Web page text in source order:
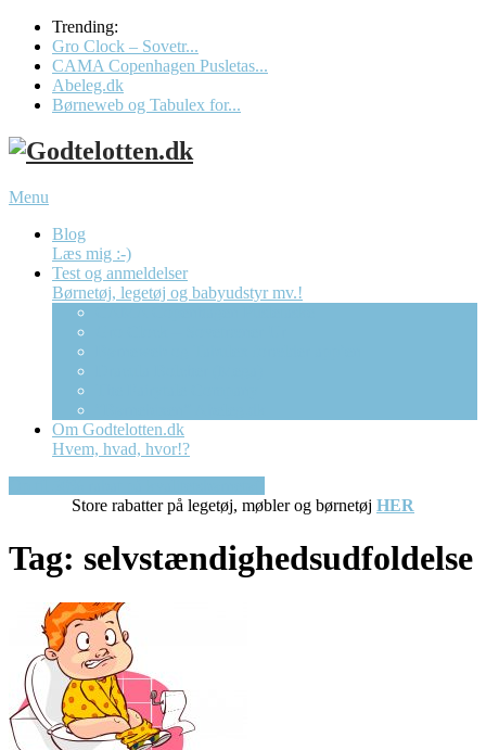
Trending:
Gro Clock – Sovetr...
CAMA Copenhagen Pusletas...
Abeleg.dk
Børneweb og Tabulex for...
Menu
Blog
Læs mig :-)
Test og anmeldelser
Børnetøj, legetøj og babyudstyr mv.!
Om Godtelotten.dk
Hvem, hvad, hvor!?
Store rabatter på legetøj, møbler og børnetøj HER
Tag: selvstændighedsudfoldelse